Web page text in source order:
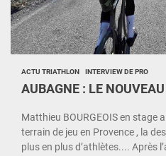
ACTU TRIATHLON INTERVIEW DE PRO
Matthieu BOURGEOIS en stage
terrain de jeu en Provence , la
plus en plus d’athlètes.... Après